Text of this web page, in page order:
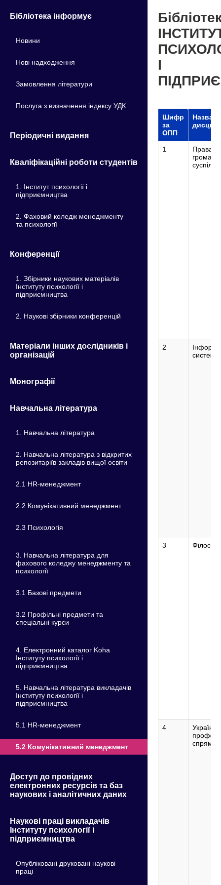
Бібліотека інформує
Новини
Нові надходження
Замовлення літератури
Послуга з визначення індексу УДК
Періодичні видання
Кваліфікаційні роботи студентів
1. Інститут психології і
підприємництва
2. Фаховий коледж менеджменту
та психології
Конференції
1. Збірники наукових матеріалів
Інституту психології і
підприємництва
2. Наукові збірники конференцій
Матеріали інших дослідників і
організацій
Монографії
Навчальна література
1. Навчальна література
2. Навчальна література з відкритих
репозитаріїв закладів вищої освіти
2.1 HR-менеджмент
2.2 Комунікативний менеджмент
2.3 Психологія
3. Навчальна література для
фахового коледжу менеджменту та
психології
3.1 Базові предмети
3.2 Профільні предмети та
спеціальні курси
4. Електронний каталог Koha
Інституту психології і
підприємництва
5. Навчальна література викладачів
Інституту психології і
підприємництва
5.1 HR-менеджмент
5.2 Комунікативний менеджмент
Доступ до провідних
електронних ресурсів та баз
наукових і аналітичних даних
Наукові праці викладачів
Інституту психології і
підприємництва
Опубліковані друковані наукові
праці
І
Шифр
за
ОПП
Назва
1
Права
2
системи
3
4